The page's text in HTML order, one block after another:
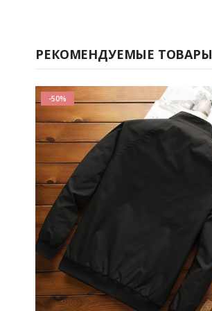
РЕКОМЕНДУЕМЫЕ ТОВАРЫ
-50%